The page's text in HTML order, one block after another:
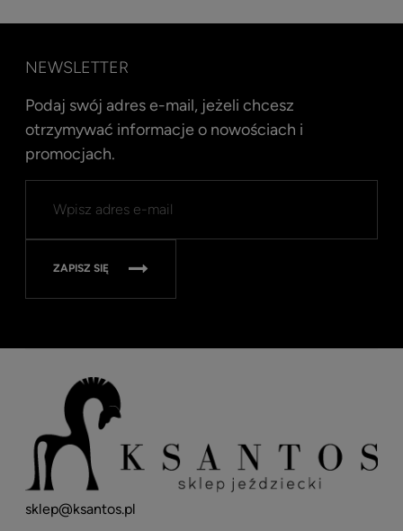
NEWSLETTER
Podaj swój adres e-mail, jeżeli chcesz
otrzymywać informacje o nowościach i
promocjach.
ZAPISZ SIĘ
sklep@ksantos.pl